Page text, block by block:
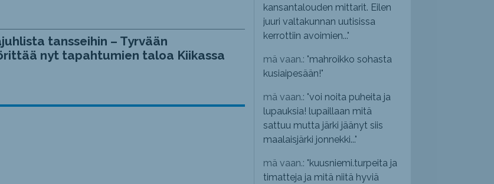
tansseihin – Tyrvään
nyt tapahtumien taloa Kiikassa
kansantalouden mittarit. Eilen
juuri valtakunnan uutisissa
kerrottiin avoimien..."
mä vaan.: "mahroikko sohasta
kusiaipesään!"
mä vaan.: "voi noita puheita ja
lupauksia! lupaillaan mitä
sattuu mutta järki jäänyt siis
maalaisjärki jonnekki..."
mä vaan.: "kuusniemi.turpeita ja
timatteja ja mitä niitä hyviä